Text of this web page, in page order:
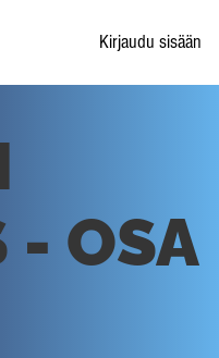
Kirjaudu sisään
- OSA